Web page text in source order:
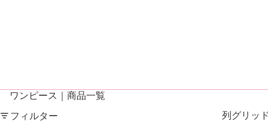
ワンピース｜商品一覧
フィルター 列グリッ